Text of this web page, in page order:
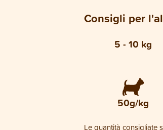
Consigli per
5 - 10 kg
50g/kg
Le quantità consigliate